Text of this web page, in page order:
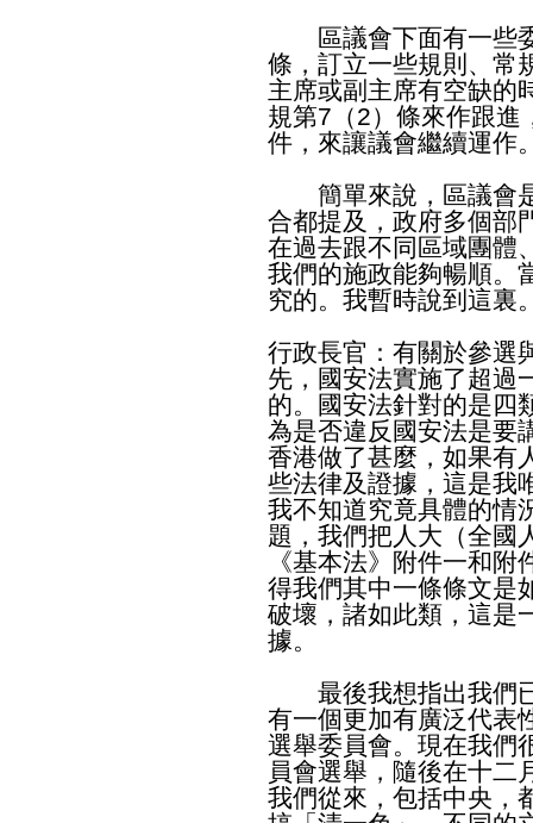
區議會下面有一些委
條，訂立一些規則、常
主席或副主席有空缺的
規第7（2）條來作跟進
件，來讓議會繼續運作
簡單來說，區議會是
合都提及，政府多個部
在過去跟不同區域團體
我們的施政能夠暢順。
究的。我暫時說到這裏
行政長官：有關於參選
先，國安法實施了超過
的。國安法針對的是四
為是否違反國安法是要
香港做了甚麼，如果有
些法律及證據，這是我
我不知道究竟具體的情
題，我們把人大（全國
《基本法》附件一和
得我們其中一條條文是
破壞，諸如此類，這是
據。
最後我想指出我們已
有一個更加有廣泛代表
選舉委員會。現在我們
員會選舉，隨後在十二
我們從來，包括中央，